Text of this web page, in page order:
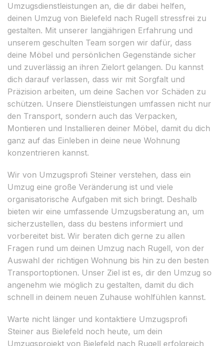
Umzugsdienstleistungen an, die dir dabei helfen,
deinen Umzug von Bielefeld nach Rugell stressfrei zu
gestalten. Mit unserer langjährigen Erfahrung und
unserem geschulten Team sorgen wir dafür, dass
deine Möbel und persönlichen Gegenstände sicher
und zuverlässig an ihren Zielort gelangen. Du kannst
dich darauf verlassen, dass wir mit Sorgfalt und
Präzision arbeiten, um deine Sachen vor Schäden zu
schützen. Unsere Dienstleistungen umfassen nicht nur
den Transport, sondern auch das Verpacken,
Montieren und Installieren deiner Möbel, damit du dich
ganz auf das Einleben in deine neue Wohnung
konzentrieren kannst.
Wir von Umzugsprofi Steiner verstehen, dass ein
Umzug eine große Veränderung ist und viele
organisatorische Aufgaben mit sich bringt. Deshalb
bieten wir eine umfassende Umzugsberatung an, um
sicherzustellen, dass du bestens informiert und
vorbereitet bist. Wir beraten dich gerne zu allen
Fragen rund um deinen Umzug nach Rugell, von der
Auswahl der richtigen Wohnung bis hin zu den besten
Transportoptionen. Unser Ziel ist es, dir den Umzug so
angenehm wie möglich zu gestalten, damit du dich
schnell in deinem neuen Zuhause wohlfühlen kannst.
Warte nicht länger und kontaktiere Umzugsprofi
Steiner aus Bielefeld noch heute, um dein
Umzugsprojekt von Bielefeld nach Rugell erfolgreich